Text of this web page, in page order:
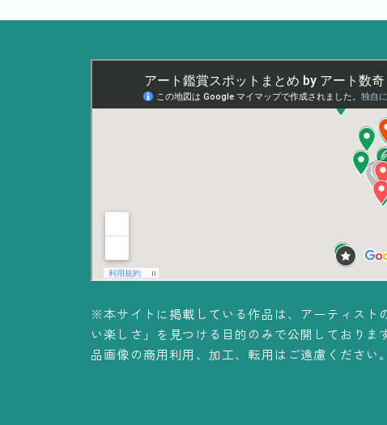
※本サイトに掲載している作品は、アーティスト
い楽しさ」を見つける目的のみで公開しており
品画像の商用利用、加工、転用はご遠慮ください。